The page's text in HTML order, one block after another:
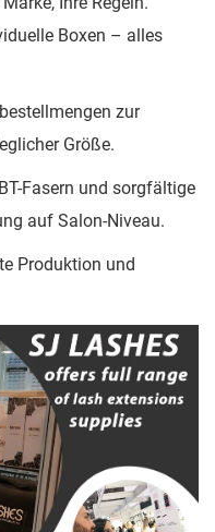
Boxen – alles
zur
Größe.
Fasern und sorgfältige
auf Salon-Niveau.
Produktion und